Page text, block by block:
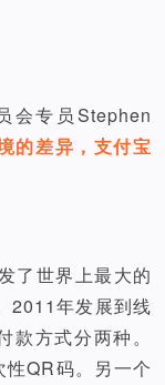
会专员Stephen
的差异，支付宝
了世界上最大的
2011年发展到线
方式分两种。
QR码。另一个